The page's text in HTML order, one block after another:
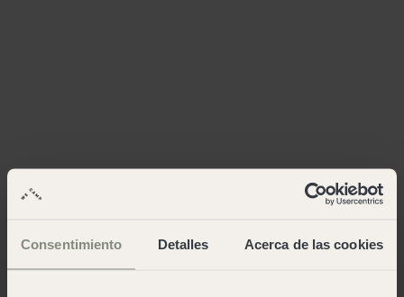
Consentimiento Detalles Acerca de las cookies